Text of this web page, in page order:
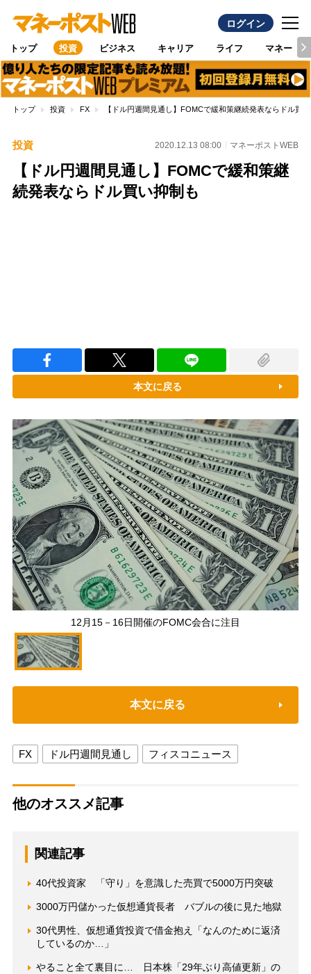
ログイン
トップ 投資 ビジネス キャリア ライフ マネー
トップ 投資 FX 【ドル円週間見通し】FOMCで緩和策継続発表ならドル買
投資 2020.12.13 08:00 マネーポストWEB
【ドル円週間見通し】FOMCで緩和策継
続発表ならドル買い抑制も
本文に戻る
12月15－16日開催のFOMC会合に注目
本文に戻る
FX ドル円週間見通し フィスコニュース
他のオススメ記事
関連記事
40代投資家 「守り」を意識した売買で5000万円突破
3000万円儲かった仮想通貨長者 バブルの後に見た地獄
30代男性、仮想通貨投資で借金抱え「なんのために返済
しているのか…」
やること全て裏目に… 日本株「29年ぶり高値更新」の